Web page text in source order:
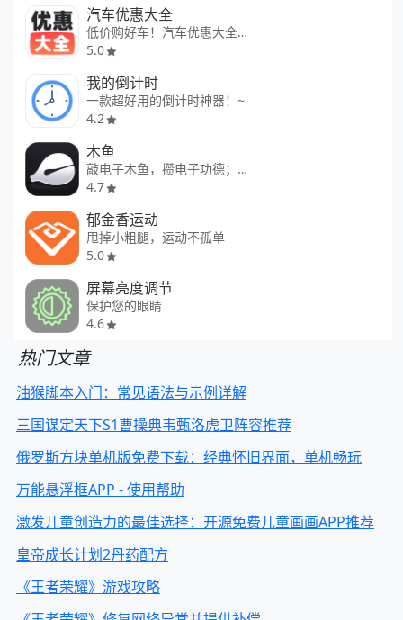
汽车优惠大全
低价购好车！汽车优惠大全。
5.0
我的倒计时
一款超好用的倒计时神器！~
4.2
木鱼
敲电子木鱼，攒电子功德；木鱼一
4.7
郁金香运动
甩掉小粗腿，运动不孤单
5.0
屏幕亮度调节
保护您的眼睛
4.6
热门文章
油猴脚本入门：常见语法与示例详解
三国谋定天下S1曹操典韦甄洛虎卫阵容推荐
俄罗斯方块单机版免费下载：经典怀旧界面，单机畅玩
万能悬浮框APP - 使用帮助
激发儿童创造力的最佳选择：开源免费儿童画画APP推荐
皇帝成长计划2丹药配方
《王者荣耀》游戏攻略